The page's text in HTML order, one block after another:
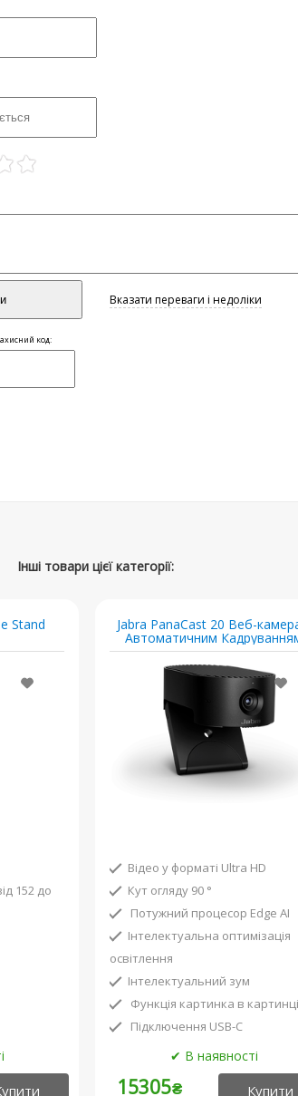
Stand
152 до
Jabra PanaCast 20 Веб-
Автоматичним
Відео у форматі Ultra HD
Кут огляду 90 °
Потужний процесор Edge AI
Інтелектуальна оптимізація
освітлення
Інтелектуальний зум
Функція картинка в картинці
Підключення USB-C
15305₴